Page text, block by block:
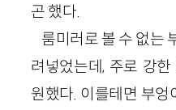
곤 했다.
룸미러로 볼 수 없는
려넣었는데, 주로 강
원했다. 이를테면 부엉